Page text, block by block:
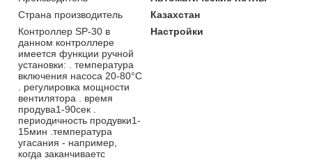
Страна производитель
Казахстан
Контроллер SP-30 в
данном контроллере
имеется функции ручной
установки: . температура
включения насоса 20-80°С
. регулировка мощности
вентилятора . время
продува1-90сек .
периодичность продувки1-
15мин .температура
угасания - например,
когда заканчиваетс
Настройки